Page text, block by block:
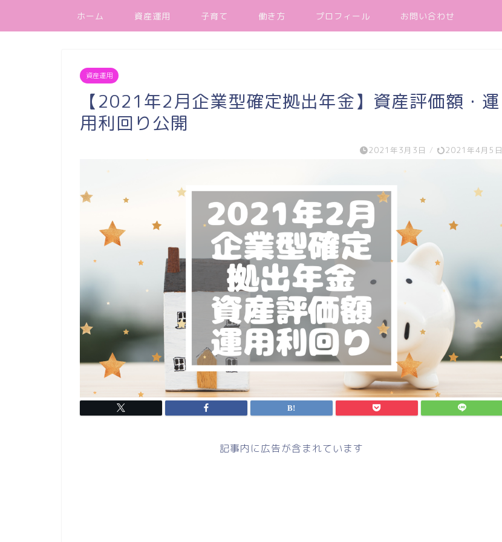
ホーム 資産運用 子育て 働き方 プロフィール お問い合わせ
資産運用
【2021年2月企業型確定拠出年金】資産評価額・運
用利回り公開
2021年3月3日 / 2021年4月5日
記事内に広告が含まれています